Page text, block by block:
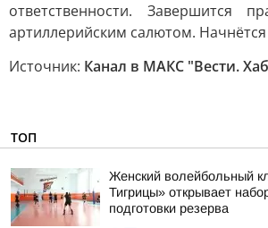
ответственности. Завершится
артиллерийским салютом.
Источник: Канал в МАКС "Вести.
ТОП
Женский волейбольный
Тигрицы» открывает
подготовки резерва